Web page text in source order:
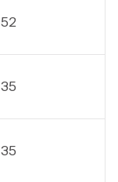
52
35
35